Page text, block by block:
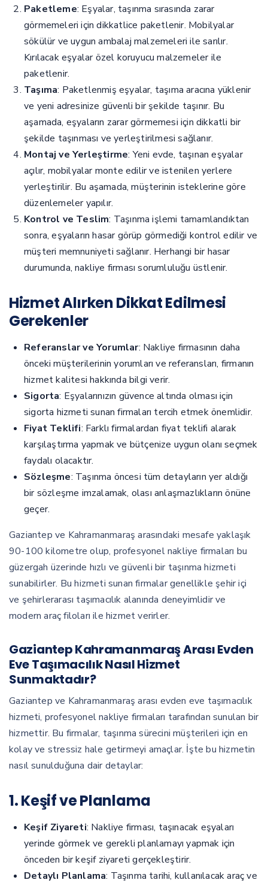
Paketleme: Eşyalar, taşınma sırasında zarar
görmemeleri için dikkatlice paketlenir. Mobilyalar
sökülür ve uygun ambalaj malzemeleri ile sarılır.
Kırılacak eşyalar özel koruyucu malzemeler ile
paketlenir.
Taşıma: Paketlenmiş eşyalar, taşıma aracına yüklenir
ve yeni adresinize güvenli bir şekilde taşınır. Bu
aşamada, eşyaların zarar görmemesi için dikkatli bir
şekilde taşınması ve yerleştirilmesi sağlanır.
Montaj ve Yerleştirme: Yeni evde, taşınan eşyalar
açılır, mobilyalar monte edilir ve istenilen yerlere
yerleştirilir. Bu aşamada, müşterinin isteklerine göre
düzenlemeler yapılır.
Kontrol ve Teslim: Taşınma işlemi tamamlandıktan
sonra, eşyaların hasar görüp görmediği kontrol edilir ve
müşteri memnuniyeti sağlanır. Herhangi bir hasar
durumunda, nakliye firması sorumluluğu üstlenir.
Hizmet Alırken Dikkat Edilmesi
Gerekenler
Referanslar ve Yorumlar: Nakliye firmasının daha
önceki müşterilerinin yorumları ve referansları, firmanın
hizmet kalitesi hakkında bilgi verir.
Sigorta: Eşyalarınızın güvence altında olması için
sigorta hizmeti sunan firmaları tercih etmek önemlidir.
Fiyat Teklifi: Farklı firmalardan fiyat teklifi alarak
karşılaştırma yapmak ve bütçenize uygun olanı seçmek
faydalı olacaktır.
Sözleşme: Taşınma öncesi tüm detayların yer aldığı
bir sözleşme imzalamak, olası anlaşmazlıkların önüne
geçer.
Gaziantep ve Kahramanmaraş arasındaki mesafe yaklaşık
90-100 kilometre olup, profesyonel nakliye firmaları bu
güzergah üzerinde hızlı ve güvenli bir taşınma hizmeti
sunabilirler. Bu hizmeti sunan firmalar genellikle şehir içi
ve şehirlerarası taşımacılık alanında deneyimlidir ve
modern araç filoları ile hizmet verirler.
Gaziantep Kahramanmaraş Arası Evden
Eve Taşımacılık Nasıl Hizmet
Sunmaktadır?
Gaziantep ve Kahramanmaraş arası evden eve taşımacılık
hizmeti, profesyonel nakliye firmaları tarafından sunulan bir
hizmettir. Bu firmalar, taşınma sürecini müşterileri için en
kolay ve stressiz hale getirmeyi amaçlar. İşte bu hizmetin
nasıl sunulduğuna dair detaylar:
1. Keşif ve Planlama
Keşif Ziyareti: Nakliye firması, taşınacak eşyaları
yerinde görmek ve gerekli planlamayı yapmak için
önceden bir keşif ziyareti gerçekleştirir.
Detaylı Planlama: Taşınma tarihi, kullanılacak araç ve